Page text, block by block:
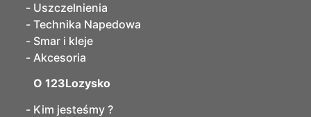
Uszczelnienia
Technika Napedowa
Smar i kleje
Akcesoria
O 123Lozysko
Kim jesteśmy ?